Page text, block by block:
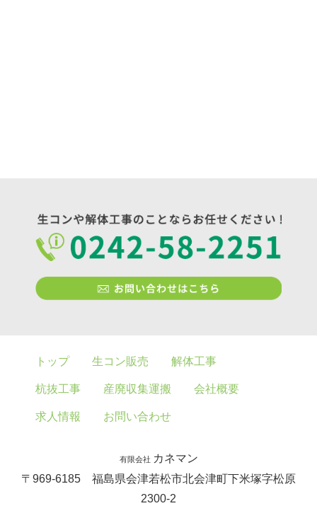
トップ 生コン販売 解体工事
杭抜工事 産廃収集運搬 会社概要
求人情報 お問い合わせ
有限会社 カネマン
〒969-6185 福島県会津若松市北会津町下米塚字松原
2300-2